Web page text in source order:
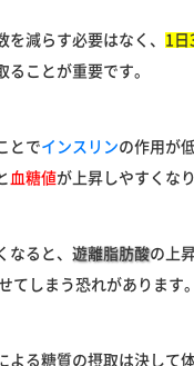
を減らす必要はなく、 1日
ることが重要です。
とでインスリンの作用が
血糖値が上昇しやすくなり
なると、 遊離脂肪酸の上
てしまう恐れがあります。
よる糖質の摂取は決して